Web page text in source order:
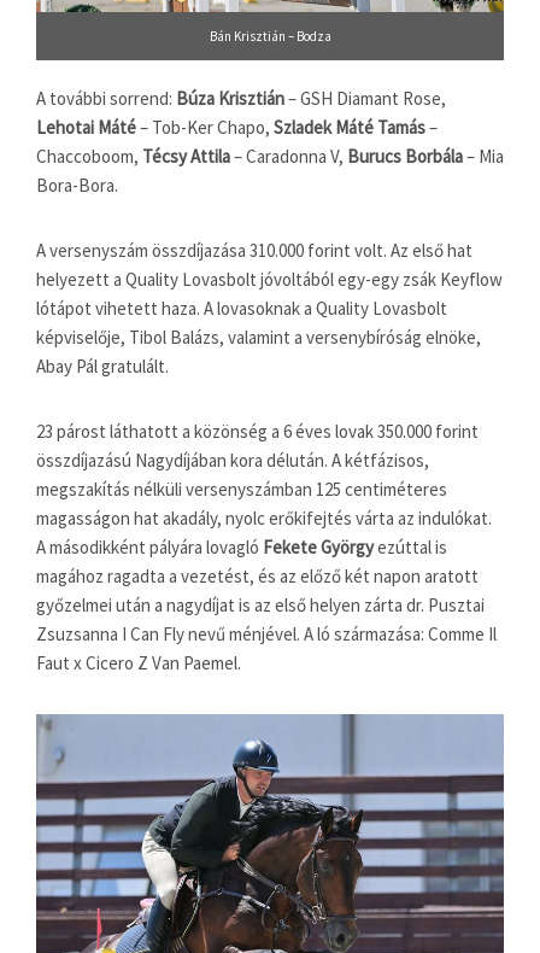
Bán Krisztián – Bodza
A további sorrend: Búza Krisztián– GSH Diamant Rose,
Lehotai Máté– Tob-Ker Chapo, Szladek Máté Tamás–
Chaccoboom, Técsy Attila– Caradonna V, Burucs Borbála– Mia
Bora-Bora.
A versenyszám összdíjazása 310.000 forint volt. Az első hat
helyezett a Quality Lovasbolt jóvoltából egy-egy zsák Keyflow
lótápot vihetett haza. A lovasoknak a Quality Lovasbolt
képviselője, Tibol Balázs, valamint a versenybíróság elnöke,
Abay Pál gratulált.
23 párost láthatott a közönség a 6 éves lovak 350.000 forint
összdíjazású Nagydíjában kora délután. A kétfázisos,
megszakítás nélküli versenyszámban 125 centiméteres
magasságon hat akadály, nyolc erőkifejtés várta az indulókat.
A másodikként pályára lovagló Fekete Györgyezúttal is
magához ragadta a vezetést, és az előző két napon aratott
győzelmei után a nagydíjat is az első helyen zárta dr. Pusztai
Zsuzsanna I Can Fly nevű ménjével. A ló származása: Comme Il
Faut x Cicero Z Van Paemel.